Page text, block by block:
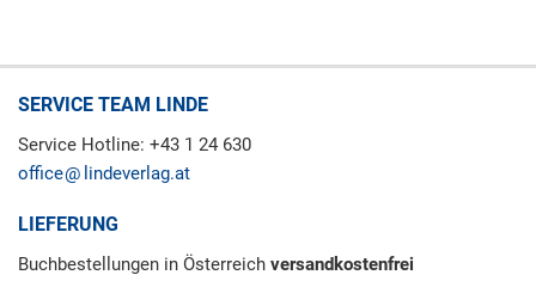
SERVICE TEAM LINDE
Service Hotline: +43 1 24 630
office
lindeverlag.at
LIEFERUNG
Buchbestellungen in Österreich versandkostenfrei